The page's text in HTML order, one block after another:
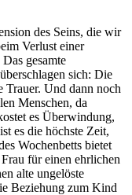
des Seins, die wir
Verlust einer
gesamte
sich: Die
Und dann noch
Menschen, da
es Überwindung,
es die höchste Zeit,
Wochenbetts bietet
für einen ehrlichen
alte ungelöste
Beziehung zum Kind